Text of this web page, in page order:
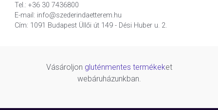
Tel.: +36 30 7436800
E-mail: info@szederindaetterem.hu
Cím: 1091 Budapest Üllői út 149 - Dési Huber u. 2.
Vásároljon gluténmentes termékeket
webáruházunkban.